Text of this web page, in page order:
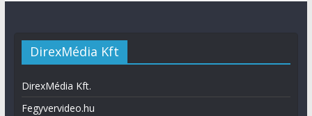
DirexMédia Kft
DirexMédia Kft.
Fegyvervideo.hu